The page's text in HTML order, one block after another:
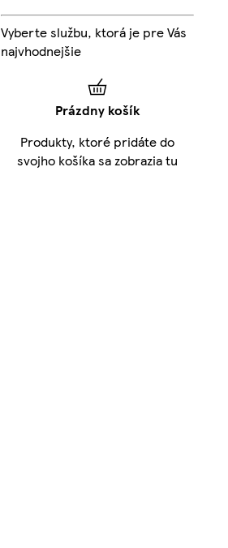
Vyberte službu, ktorá je pre Vás
najvhodnejšie
Prázdny košík
Produkty, ktoré pridáte do
svojho košíka sa zobrazia tu